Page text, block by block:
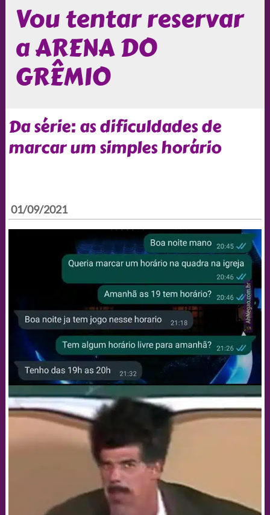
Vou tentar reservar
a ARENA DO
GRÊMIO
Da série: as dificuldades de
marcar um simples horário
01/09/2021